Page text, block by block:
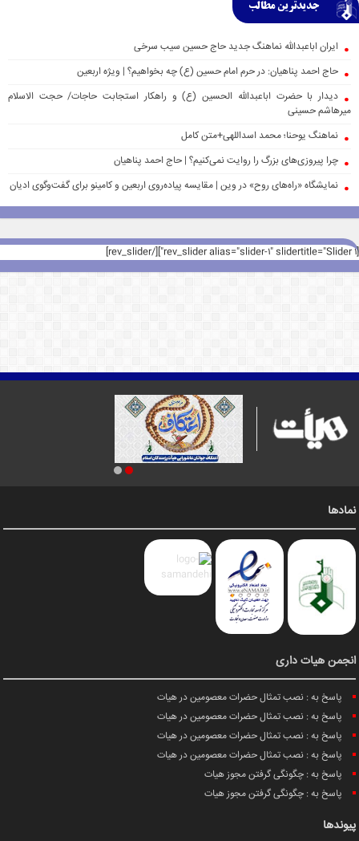
جدیدترین مطالب
ایران اباعبدالله نماهنگ جدید حاج حسین سیب سرخی
حاج احمد پناهیان: در حرم امام حسین (ع) چه بخواهیم؟ | ویژه اربعین
دیدار با حضرت اباعبدالله الحسین (ع) و راهکار استجابت حاجات/ حجت الاسلام
میرهاشم حسینی
نماهنگ یوحنا؛ محمد اسداللهی+متن کامل
چرا پیروزی‌های بزرگ را روایت نمی‌کنیم؟ | حاج احمد پناهیان
نمایشگاه «راه‌های روح» در وین | مقایسه پیاده‌روی اربعین و کامینو برای گفت‌وگوی ادیان
[rev_slider alias="slider-1" slidertitle="Slider 1"][/rev_slider]
نمادها
انجمن هیات داری
پاسخ به : نصب تمثال حضرات معصومین در هیات
پاسخ به : نصب تمثال حضرات معصومین در هیات
پاسخ به : نصب تمثال حضرات معصومین در هیات
پاسخ به : نصب تمثال حضرات معصومین در هیات
پاسخ به : چگونگی گرفتن مجوز هیات
پاسخ به : چگونگی گرفتن مجوز هیات
پیوندها